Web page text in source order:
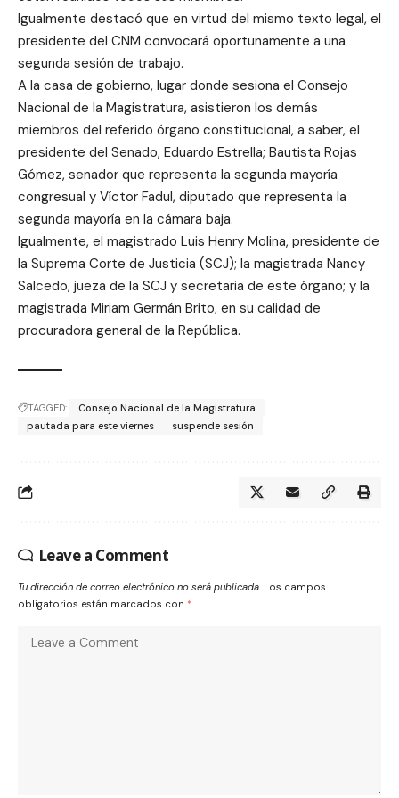
Igualmente destacó que en virtud del mismo texto legal, el
presidente del CNM convocará oportunamente a una
segunda sesión de trabajo.
A la casa de gobierno, lugar donde sesiona el Consejo
Nacional de la Magistratura, asistieron los demás
miembros del referido órgano constitucional, a saber, el
presidente del Senado, Eduardo Estrella; Bautista Rojas
Gómez, senador que representa la segunda mayoría
congresual y Víctor Fadul, diputado que representa la
segunda mayoría en la cámara baja.
Igualmente, el magistrado Luis Henry Molina, presidente de
la Suprema Corte de Justicia (SCJ); la magistrada Nancy
Salcedo, jueza de la SCJ y secretaria de este órgano; y la
magistrada Miriam Germán Brito, en su calidad de
procuradora general de la República.
TAGGED:
Consejo Nacional de la Magistratura
pautada para este viernes
suspende sesión
Leave a Comment
Tu dirección de correo electrónico no será publicada. Los campos
obligatorios están marcados con *